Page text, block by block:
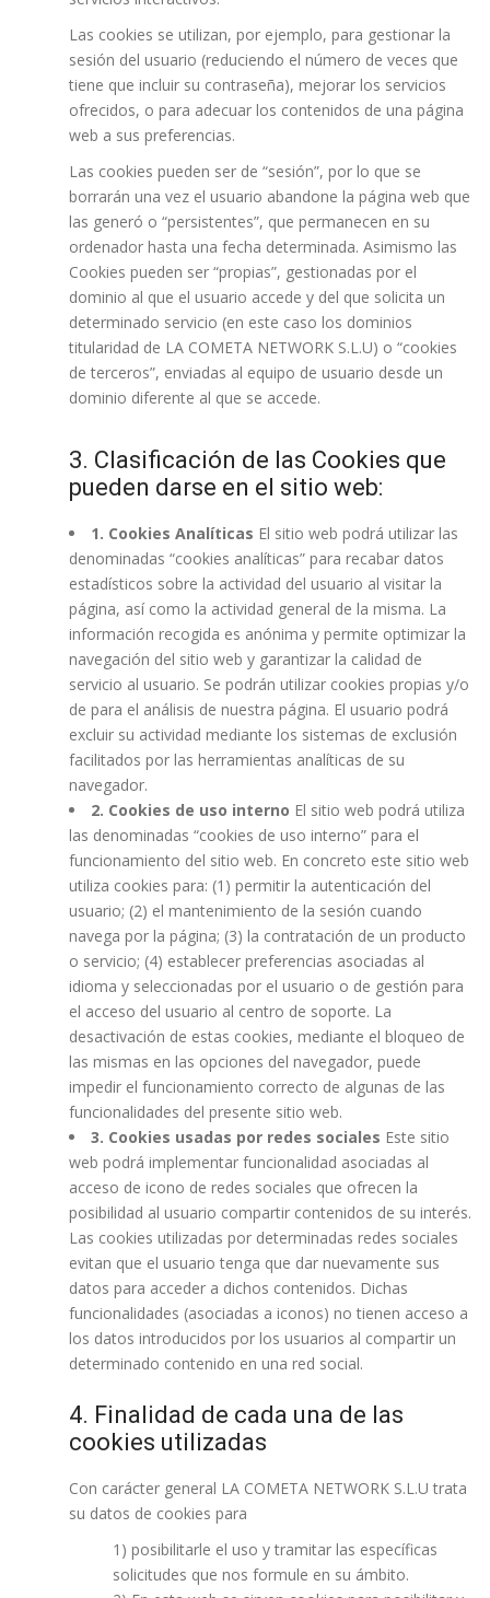
Las cookies se utilizan, por ejemplo, para gestionar la
sesión del usuario (reduciendo el número de veces que
tiene que incluir su contraseña), mejorar los servicios
ofrecidos, o para adecuar los contenidos de una página
web a sus preferencias.
Las cookies pueden ser de “sesión”, por lo que se
borrarán una vez el usuario abandone la página web que
las generó o “persistentes”, que permanecen en su
ordenador hasta una fecha determinada. Asimismo las
Cookies pueden ser “propias”, gestionadas por el
dominio al que el usuario accede y del que solicita un
determinado servicio (en este caso los dominios
titularidad de LA COMETA NETWORK S.L.U) o “cookies
de terceros”, enviadas al equipo de usuario desde un
dominio diferente al que se accede.
3. Clasificación de las Cookies que
pueden darse en el sitio web:
1. Cookies Analíticas El sitio web podrá utilizar las
denominadas “cookies analíticas” para recabar datos
estadísticos sobre la actividad del usuario al visitar la
página, así como la actividad general de la misma. La
información recogida es anónima y permite optimizar la
navegación del sitio web y garantizar la calidad de
servicio al usuario. Se podrán utilizar cookies propias y/o
de para el análisis de nuestra página. El usuario podrá
excluir su actividad mediante los sistemas de exclusión
facilitados por las herramientas analíticas de su
navegador.
2. Cookies de uso interno El sitio web podrá utiliza
las denominadas “cookies de uso interno” para el
funcionamiento del sitio web. En concreto este sitio web
utiliza cookies para: (1) permitir la autenticación del
usuario; (2) el mantenimiento de la sesión cuando
navega por la página; (3) la contratación de un producto
o servicio; (4) establecer preferencias asociadas al
idioma y seleccionadas por el usuario o de gestión para
el acceso del usuario al centro de soporte. La
desactivación de estas cookies, mediante el bloqueo de
las mismas en las opciones del navegador, puede
impedir el funcionamiento correcto de algunas de las
funcionalidades del presente sitio web.
3. Cookies usadas por redes sociales Este sitio
web podrá implementar funcionalidad asociadas al
acceso de icono de redes sociales que ofrecen la
posibilidad al usuario compartir contenidos de su interés.
Las cookies utilizadas por determinadas redes sociales
evitan que el usuario tenga que dar nuevamente sus
datos para acceder a dichos contenidos. Dichas
funcionalidades (asociadas a iconos) no tienen acceso a
los datos introducidos por los usuarios al compartir un
determinado contenido en una red social.
4. Finalidad de cada una de las
cookies utilizadas
Con carácter general LA COMETA NETWORK S.L.U trata
su datos de cookies para
1) posibilitarle el uso y tramitar las específicas
solicitudes que nos formule en su ámbito.